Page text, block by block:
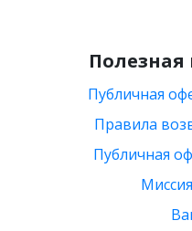
Публичная
Правила
Публичная